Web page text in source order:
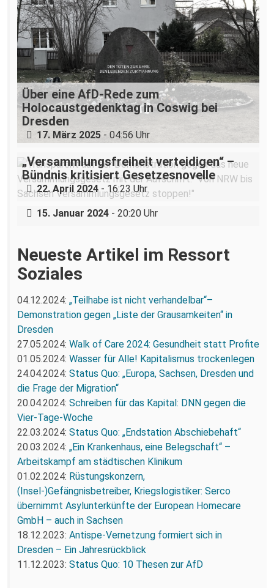
Über eine AfD-Rede zum
Holocaustgedenktag in Coswig bei
Dresden
17. März 2025 - 04:56 Uhr
„Versammlungsfreiheit verteidigen“ –
Bündnis kritisiert Gesetzesnovelle
22. April 2024 - 16:23 Uhr
Status quo: Eine Rückschau auf die Idee
#wirstreiken im Landtagswahlkampf
2019
15. Januar 2024 - 20:20 Uhr
Neueste Artikel im Ressort
Soziales
04.12.2024: „Teilhabe ist nicht verhandelbar“–
Demonstration gegen „Liste der Grausamkeiten“ in
Dresden
27.05.2024: Walk of Care 2024: Gesundheit statt Profite
01.05.2024: Wasser für Alle! Kapitalismus trockenlegen
24.04.2024: Status Quo: „Europa, Sachsen, Dresden und
die Frage der Migration“
20.04.2024: Schreiben für das Kapital: DNN gegen die
Vier-Tage-Woche
22.03.2024: Status Quo: „Endstation Abschiebehaft“
20.03.2024: „Ein Krankenhaus, eine Belegschaft“ –
Arbeitskampf am städtischen Klinikum
01.02.2024: Rüstungskonzern,
(Insel-)Gefängnisbetreiber, Kriegslogistiker: Serco
übernimmt Asylunterkünfte der European Homecare
GmbH – auch in Sachsen
18.12.2023: Antispe-Vernetzung formiert sich in
Dresden – Ein Jahresrückblick
11.12.2023: Status Quo: 10 Thesen zur AfD